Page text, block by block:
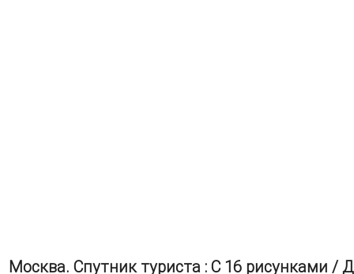
Москва. Спутник туриста : С 16 рисунками